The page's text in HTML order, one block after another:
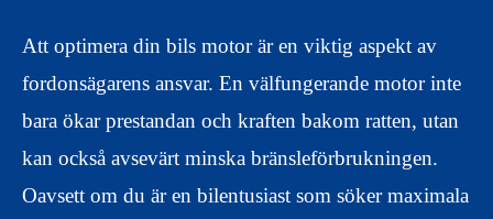
Att optimera din bils motor är en viktig aspekt av
fordonsägarens ansvar. En välfungerande motor inte
bara ökar prestandan och kraften bakom ratten, utan
kan också avsevärt minska bränsleförbrukningen.
Oavsett om du är en bilentusiast som söker maximala